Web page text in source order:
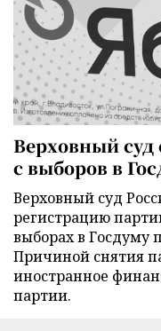
Верховный
с выборов в
Верховный суд
регистрацию
выборах в Госдуму
Причиной снятия
иностранное
партии.